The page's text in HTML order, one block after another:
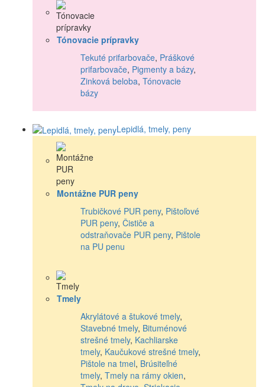
Tónovacie prípravky
Tekuté prifarbovače, Práškové
prifarbovače, Pigmenty a bázy,
Zinková beloba, Tónovacie
bázy
Lepidlá, tmely, peny
Montážne PUR peny
Trubičkové PUR peny, Pištoľové
PUR peny, Čističe a
odstraňovače PUR peny, Pištole
na PU penu
Tmely
Akrylátové a štukové tmely,
Stavebné tmely, Bituménové
strešné tmely, Kachliarske
tmely, Kaučukové strešné tmely,
Pištole na tmel, Brúsiteľné
tmely, Tmely na rámy okien,